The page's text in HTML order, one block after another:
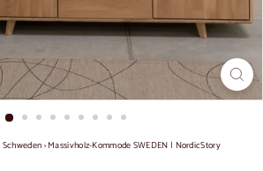
Schweden›Massivholz-Kommode SWEDEN | NordicStory